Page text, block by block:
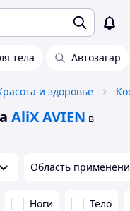
тела Автозагар
и здоровье
AliX AVIEN в
Область
Ноги Тело